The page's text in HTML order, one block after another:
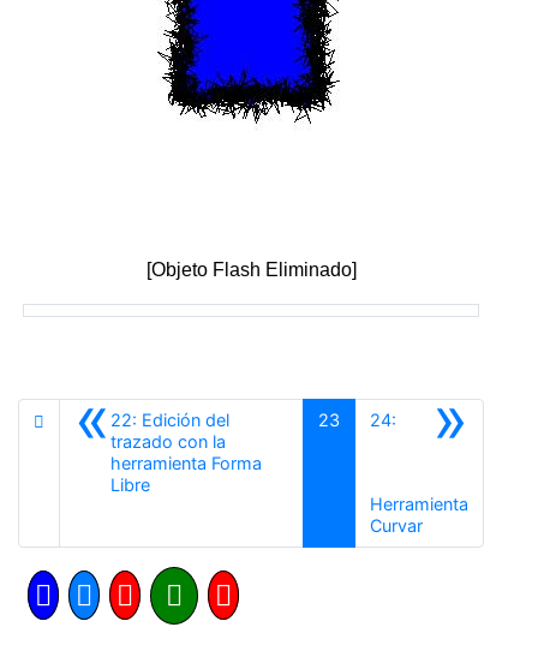
[Objeto Flash Eliminado]
«22: Edición del
trazado con la
herramienta Forma
LibreAnterior
23 »
24:
Herramienta
CurvarSiguiente